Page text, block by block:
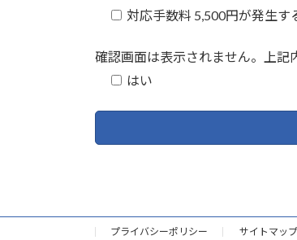
対応手数料 5,500円が発生
確認画面は表示されません。上記
はい
プライバシーポリシー サイトマップ